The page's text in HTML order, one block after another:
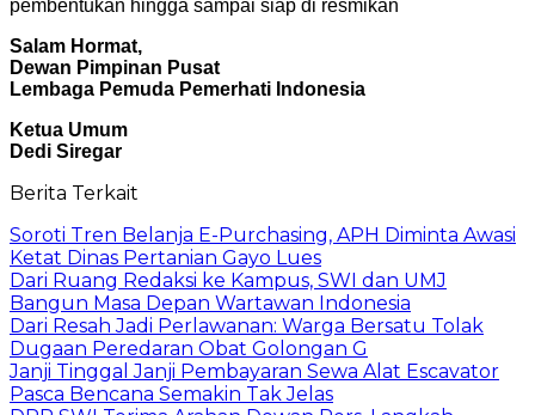
pembentukan hingga sampai siap di resmikan
Salam Hormat,
Dewan Pimpinan Pusat
Lembaga Pemuda Pemerhati Indonesia
Ketua Umum
Dedi Siregar
Berita Terkait
Soroti Tren Belanja E-Purchasing, APH Diminta Awasi
Ketat Dinas Pertanian Gayo Lues
Dari Ruang Redaksi ke Kampus, SWI dan UMJ
Bangun Masa Depan Wartawan Indonesia
Dari Resah Jadi Perlawanan: Warga Bersatu Tolak
Dugaan Peredaran Obat Golongan G
Janji Tinggal Janji Pembayaran Sewa Alat Escavator
Pasca Bencana Semakin Tak Jelas